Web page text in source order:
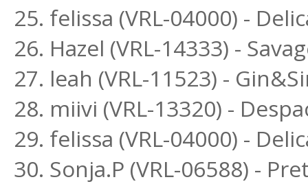
25. felissa (VRL-04000) -
26. Hazel (VRL-14333) -
27. leah (VRL-11523) -
28. miivi (VRL-13320) -
29. felissa (VRL-04000) -
30. Sonja.P (VRL-06588) -